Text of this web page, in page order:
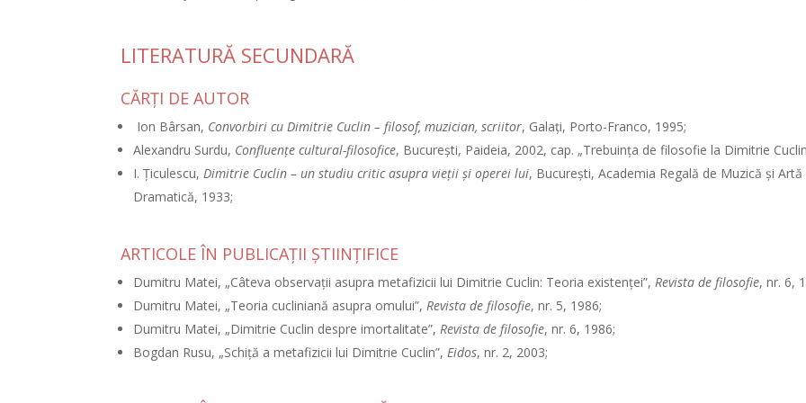
LITERATURĂ SECUNDARĂ
CĂRŢI DE AUTOR
Ion Bârsan, Convorbiri cu Dimitrie Cuclin – filosof, muzician, scriitor, Galaţi, Porto-Franco, 1995;
Alexandru Surdu, Confluenţe cultural-filosofice, Bucureşti, Paideia, 2002, cap. „Trebuinţa de filosofie la Dimitrie
I. Ţiculescu,Dimitrie Cuclin – un studiu critic asupra vieţii şi operei lui, Bucureşti, Academia Regală de Muzică şi Artă
Dramatică, 1933;
ARTICOLE ÎN PUBLICAŢII ŞTIINŢIFICE
Dumitru Matei, „Câteva observaţii asupra metafizicii lui Dimitrie Cuclin: Teoria existenţei”,Revista de filosofie, nr. 6,
Dumitru Matei, „Teoria cucliniană asupra omului”,Revista de filosofie, nr. 5, 1986;
Dumitru Matei, „Dimitrie Cuclin despre imortalitate”,Revista de filosofie, nr. 6, 1986;
Bogdan Rusu, „Schiţă a metafizicii lui Dimitrie Cuclin”,Eidos, nr. 2, 2003;